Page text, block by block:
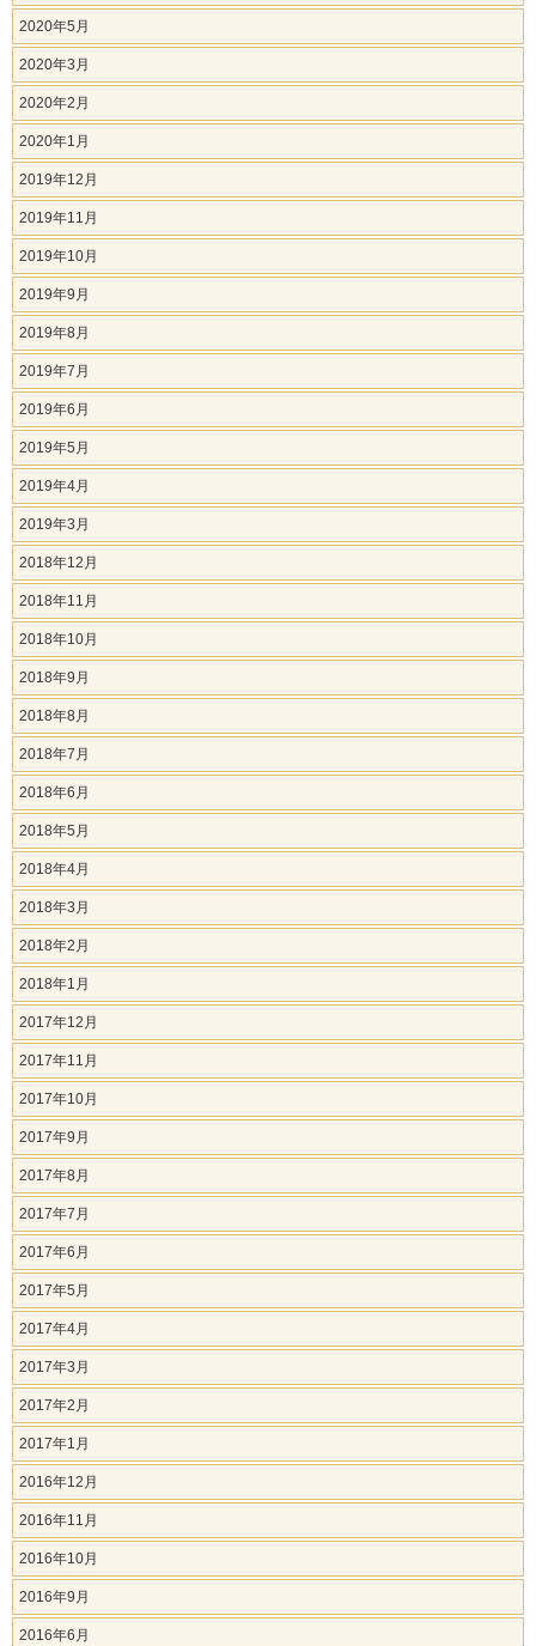
2020年5月
2020年3月
2020年2月
2020年1月
2019年12月
2019年11月
2019年10月
2019年9月
2019年8月
2019年7月
2019年6月
2019年5月
2019年4月
2019年3月
2018年12月
2018年11月
2018年10月
2018年9月
2018年8月
2018年7月
2018年6月
2018年5月
2018年4月
2018年3月
2018年2月
2018年1月
2017年12月
2017年11月
2017年10月
2017年9月
2017年8月
2017年7月
2017年6月
2017年5月
2017年4月
2017年3月
2017年2月
2017年1月
2016年12月
2016年11月
2016年10月
2016年9月
2016年6月